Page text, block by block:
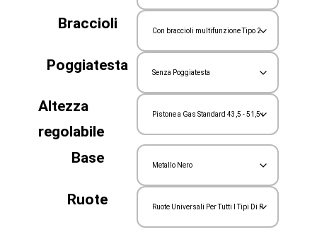
Braccioli
Poggiatesta
Altezza
regolabile
Base
Ruote